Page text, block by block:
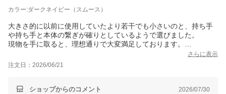
カラー:ダークネイビー（スムース）
大きさ的に以前に使用していたより若干でも小さいのと、持ち手
や持ち手と本体の繋ぎが確りとしているようで選びました。
現物を手に取ると、理想通りで大変満足しております。
ビックリしたのが、あまりにも大きな箱で届いたので、そこまで
即対応をして頂き、本当にありがとうございました。
さらに表示
注文日：2026/06/21
ショップからのコメント 2026/07/30